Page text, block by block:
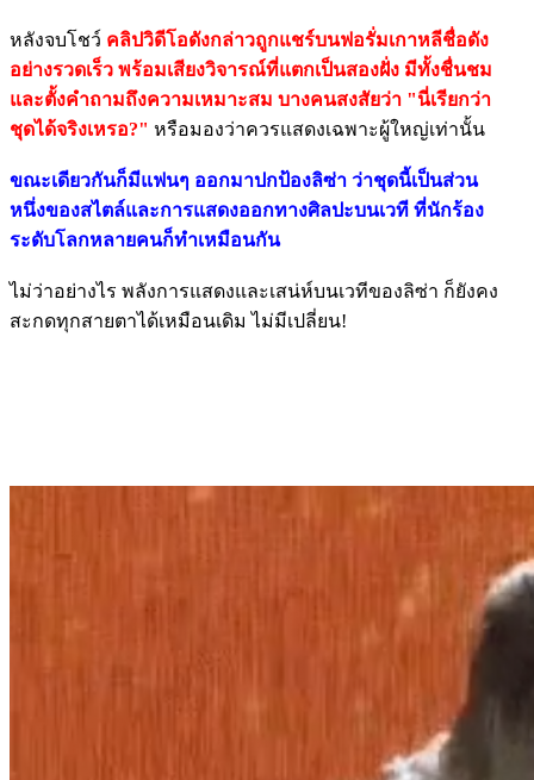
หลังจบโชว์ คลิปวิดีโอดังกล่าวถูกแชร์บนฟอรั่มเกาหลีชื่อดัง
อย่างรวดเร็ว พร้อมเสียงวิจารณ์ที่แตกเป็นสองฝั่ง มีทั้งชื่นชม
และตั้งคำถามถึงความเหมาะสม บางคนสงสัยว่า "นี่เรียกว่า
ชุดได้จริงเหรอ?" หรือมองว่าควรแสดงเฉพาะผู้ใหญ่เท่านั้น
ขณะเดียวกันก็มีแฟนๆ ออกมาปกป้องลิซ่า ว่าชุดนี้เป็นส่วน
หนึ่งของสไตล์และการแสดงออกทางศิลปะบนเวที ที่นักร้อง
ระดับโลกหลายคนก็ทำเหมือนกัน
ไม่ว่าอย่างไร พลังการแสดงและเสน่ห์บนเวทีของลิซ่า ก็ยังคง
สะกดทุกสายตาได้เหมือนเดิม ไม่มีเปลี่ยน!